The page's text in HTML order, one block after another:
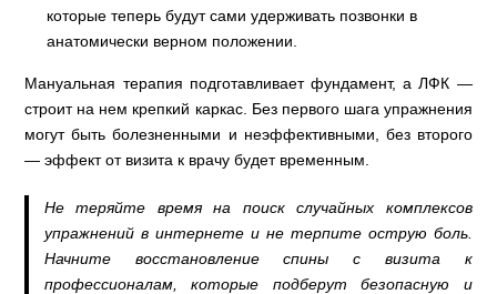
которые теперь будут сами удерживать позвонки в
анатомически верном положении.
Мануальная терапия подготавливает фундамент, а ЛФК —
строит на нем крепкий каркас. Без первого шага упражнения
могут быть болезненными и неэффективными, без второго
— эффект от визита к врачу будет временным.
Не теряйте время на поиск случайных комплексов
упражнений в интернете и не терпите острую боль.
Начните восстановление спины с визита к
профессионалам, которые подберут безопасную и